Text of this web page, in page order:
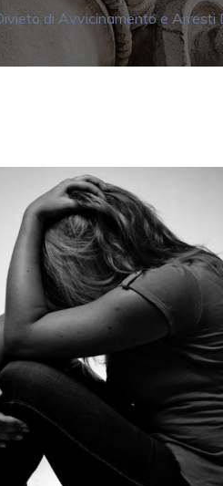
di Avvicinamento e Arresti